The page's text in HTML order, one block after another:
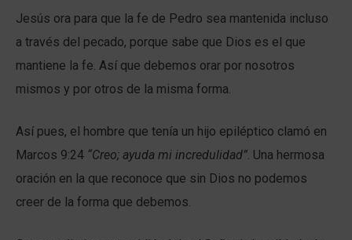
Jesús ora para que la fe de Pedro sea mantenida incluso
a través del pecado, porque sabe que Dios es el que
mantiene la fe. Así que debemos orar por nosotros
mismos y por otros de la misma forma.
Así pues, el hombre que tenía un hijo epiléptico clamó en
Marcos 9:24 “Creo; ayuda mi incredulidad”. Una hermosa
oración en la que reconoce que sin Dios no podemos
creer de la forma que debemos.